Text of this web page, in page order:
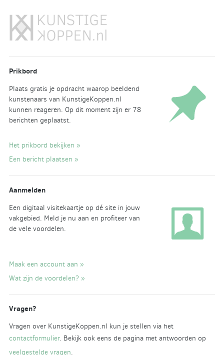
Prikbord
Plaats gratis je opdracht waarop beeldend
kunstenaars van KunstigeKoppen.nl
kunnen reageren. Op dit moment zijn er 78
berichten geplaatst.
Het prikbord bekijken »
Een bericht plaatsen »
Aanmelden
Een digitaal visitekaartje op dé site in jouw
vakgebied. Meld je nu aan en profiteer van
de vele voordelen.
Maak een account aan »
Wat zijn de voordelen? »
Vragen?
Vragen over KunstigeKoppen.nl kun je stellen via het
contactformulier. Bekijk ook eens de pagina met antwoorden op
veelgestelde vragen.